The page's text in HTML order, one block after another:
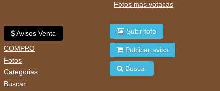
Fotos mas votadas
Avisos Venta
COMPRO
Fotos
Categorias
Buscar
Subir foto
Publicar aviso
Buscar